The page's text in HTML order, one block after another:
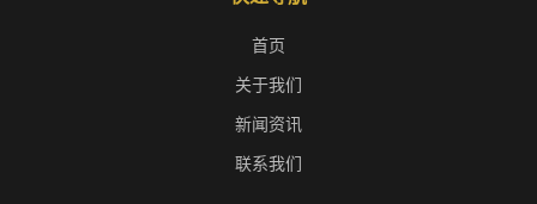
首页
关于我们
新闻资讯
联系我们